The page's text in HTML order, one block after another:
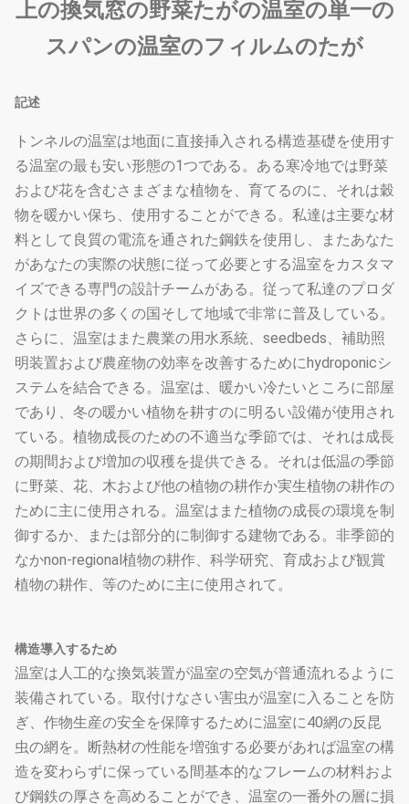
上の換気窓の野菜たがの温室の単一の
スパンの温室のフィルムのたが
記述
トンネルの温室は地面に直接挿入される構造基礎を使用す
る温室の最も安い形態の1つである。ある寒冷地では野菜
および花を含むさまざまな植物を、育てるのに、それは穀
物を暖かい保ち、使用することができる。私達は主要な材
料として良質の電流を通された鋼鉄を使用し、またあなた
があなたの実際の状態に従って必要とする温室をカスタマ
イズできる専門の設計チームがある。従って私達のプロダ
クトは世界の多くの国そして地域で非常に普及している。
さらに、温室はまた農業の用水系統、seedbeds、補助照
明装置および農産物の効率を改善するためにhydroponicシ
ステムを結合できる。温室は、暖かい冷たいところに部屋
であり、冬の暖かい植物を耕すのに明るい設備が使用され
ている。植物成長のための不適当な季節では、それは成長
の期間および増加の収穫を提供できる。それは低温の季節
に野菜、花、木および他の植物の耕作か実生植物の耕作の
ために主に使用される。温室はまた植物の成長の環境を制
御するか、または部分的に制御する建物である。非季節的
なかnon-regional植物の耕作、科学研究、育成および観賞
植物の耕作、等のために主に使用されて。
構造導入するため
温室は人工的な換気装置が温室の空気が普通流れるように
装備されている。取付けなさい害虫が温室に入ることを防
ぎ、作物生産の安全を保障するために温室に40網の反昆
虫の網を。断熱材の性能を増強する必要があれば温室の構
造を変わらずに保っている間基本的なフレームの材料およ
び鋼鉄の厚さを高めることができ、温室の一番外の層に損